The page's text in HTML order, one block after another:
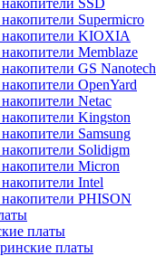
SSD
Supermicro
накопители KIOXIA
Memblaze
GS Nanotech
OpenYard
Netac
Kingston
Samsung
Solidigm
Micron
Intel
PHISON
платы
платы